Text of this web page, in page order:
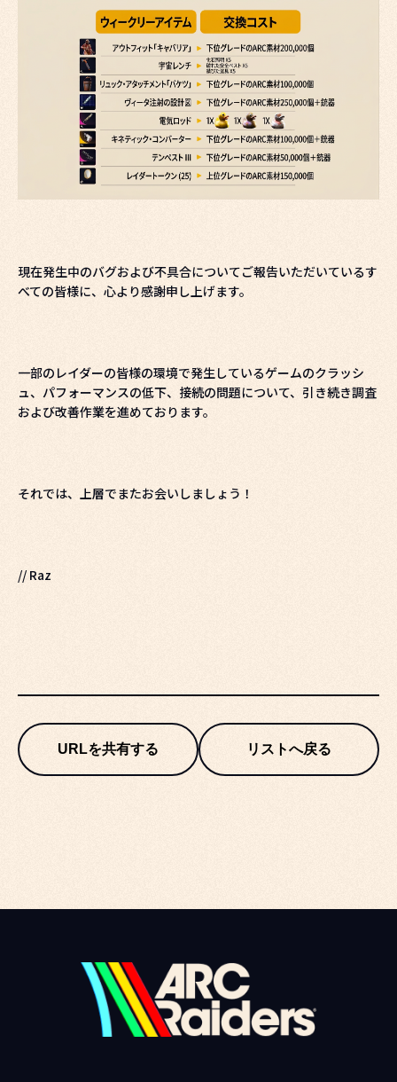
現在発生中のバグおよび不具合についてご報告いただいているす
べての皆様に、心より感謝申し上げます。
一部のレイダーの皆様の環境で発生しているゲームのクラッシ
ュ、パフォーマンスの低下、接続の問題について、引き続き調査
および改善作業を進めております。
それでは、上層でまたお会いしましょう！
// Raz
URLを共有する リストへ戻る